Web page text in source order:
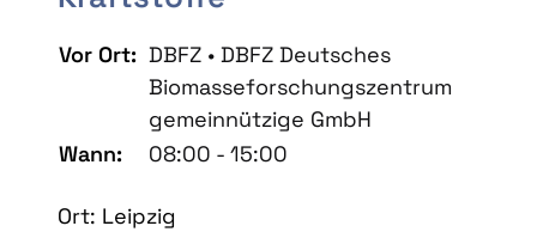
Vor Ort: DBFZ • DBFZ Deutsches
Biomasseforschungszentrum
gemeinnützige GmbH
Wann:
08:00 - 15:00
Ort: Leipzig